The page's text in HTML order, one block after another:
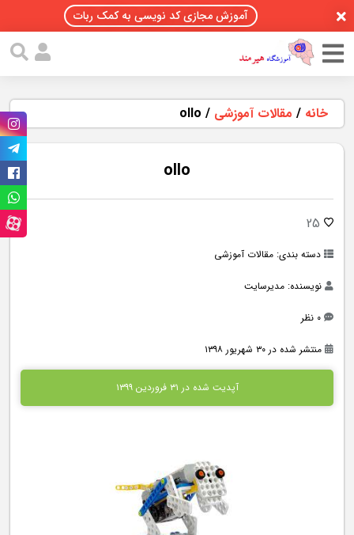
آموزش مجازی کد نویسی به کمک ربات
خانه / مقالات آموزشی /
ollo
ollo
25
دسته بندی:مقالات آموزشی
نویسنده: مدیرسایت
۰ نظر
منتشر شده در ۳۰ شهریور ۱۳۹۸
آپدیت شده در ۳۱ فروردین ۱۳۹۹